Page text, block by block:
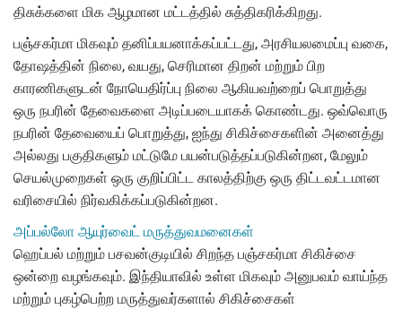
திசுக்களை மிக ஆழமான மட்டத்தில் சுத்திகரிக்கிறது.
பஞ்சகர்மா மிகவும் தனிப்பயனாக்கப்பட்டது, அரசியலமைப்பு வகை,
தோஷத்தின் நிலை, வயது, செரிமான திறன் மற்றும் பிற
காரணிகளுடன் நோயெதிர்ப்பு நிலை ஆகியவற்றைப் பொறுத்து
ஒரு நபரின் தேவைகளை அடிப்படையாகக் கொண்டது. ஒவ்வொரு
நபரின் தேவையைப் பொறுத்து, ஐந்து சிகிச்சைகளின் அனைத்து
அல்லது பகுதிகளும் மட்டுமே பயன்படுத்தப்படுகின்றன, மேலும்
செயல்முறைகள் ஒரு குறிப்பிட்ட காலத்திற்கு ஒரு திட்டவட்டமான
வரிசையில் நிர்வகிக்கப்படுகின்றன.
அப்பல்லோ ஆயுர்வைட் மருத்துவமனைகள்
ஹெப்பல் மற்றும் பசவன்குடியில் சிறந்த பஞ்சகர்மா சிகிச்சை
ஒன்றை வழங்கவும். இந்தியாவில் உள்ள மிகவும் அனுபவம் வாய்ந்த
மற்றும் புகழ்பெற்ற மருத்துவர்களால் சிகிச்சைகள்